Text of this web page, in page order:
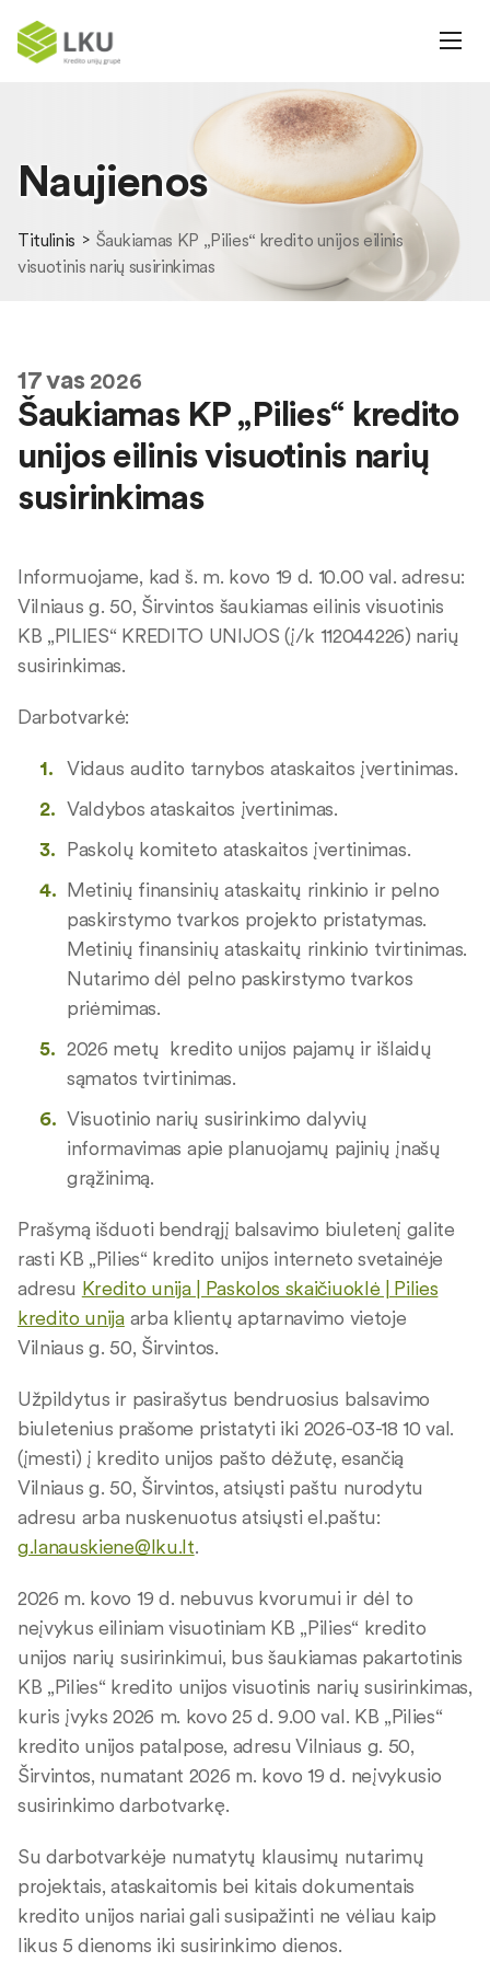
Naujienos
Titulinis
Šaukiamas KP „Pilies“ kredito unijos eilinis
visuotinis narių susirinkimas
17vas 2026
Šaukiamas KP „Pilies“ kredito
unijos eilinis visuotinis narių
susirinkimas
Informuojame, kad š. m. kovo 19 d. 10.00 val. adresu:
Vilniaus g. 50, Širvintos šaukiamas eilinis visuotinis
KB „PILIES“ KREDITO UNIJOS (į/k 112044226) narių
susirinkimas.
Darbotvarkė:
Vidaus audito tarnybos ataskaitos įvertinimas.
Valdybos ataskaitos įvertinimas.
Paskolų komiteto ataskaitos įvertinimas.
Metinių finansinių ataskaitų rinkinio ir pelno
paskirstymo tvarkos projekto pristatymas.
Metinių finansinių ataskaitų rinkinio tvirtinimas.
Nutarimo dėl pelno paskirstymo tvarkos
priėmimas.
2026 metų kredito unijos pajamų ir išlaidų
sąmatos tvirtinimas.
Visuotinio narių susirinkimo dalyvių
informavimas apie planuojamų pajinių įnašų
grąžinimą.
Prašymą išduoti bendrąjį balsavimo biuletenį galite
rasti KB „Pilies“ kredito unijos interneto svetainėje
adresu Kredito unija | Paskolos skaičiuoklė | Pilies
kredito unijaarba klientų aptarnavimo vietoje
Vilniaus g. 50, Širvintos.
Užpildytus ir pasirašytus bendruosius balsavimo
biuletenius prašome pristatyti iki 2026-03-18 10 val.
(įmesti) į kredito unijos pašto dėžutę, esančią
Vilniaus g. 50, Širvintos, atsiųsti paštu nurodytu
adresu arba nuskenuotus atsiųsti el.paštu:
g.lanauskiene@lku.lt.
2026 m. kovo 19 d. nebuvus kvorumui ir dėl to
neįvykus eiliniam visuotiniam KB „Pilies“ kredito
unijos narių susirinkimui, bus šaukiamas pakartotinis
KB „Pilies“ kredito unijos visuotinis narių susirinkimas,
kuris įvyks 2026 m. kovo 25 d. 9.00 val. KB „Pilies“
kredito unijos patalpose, adresu Vilniaus g. 50,
Širvintos, numatant 2026 m. kovo 19 d. neįvykusio
susirinkimo darbotvarkę.
Su darbotvarkėje numatytų klausimų nutarimų
projektais, ataskaitomis bei kitais dokumentais
kredito unijos nariai gali susipažinti ne vėliau kaip
likus 5 dienoms iki susirinkimo dienos.